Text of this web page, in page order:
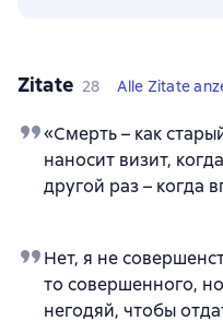
Zitate 28 Alle Zitate
«Смерть – как
наносит визит,
другой раз – когда
Нет, я не
то совершенного,
негодяй, чтобы